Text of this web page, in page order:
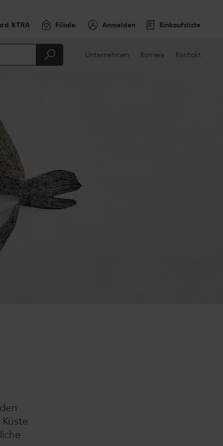
XTRA Filiale: Anmelden Einkaufsliste
Unternehmen Karriere Kontakt